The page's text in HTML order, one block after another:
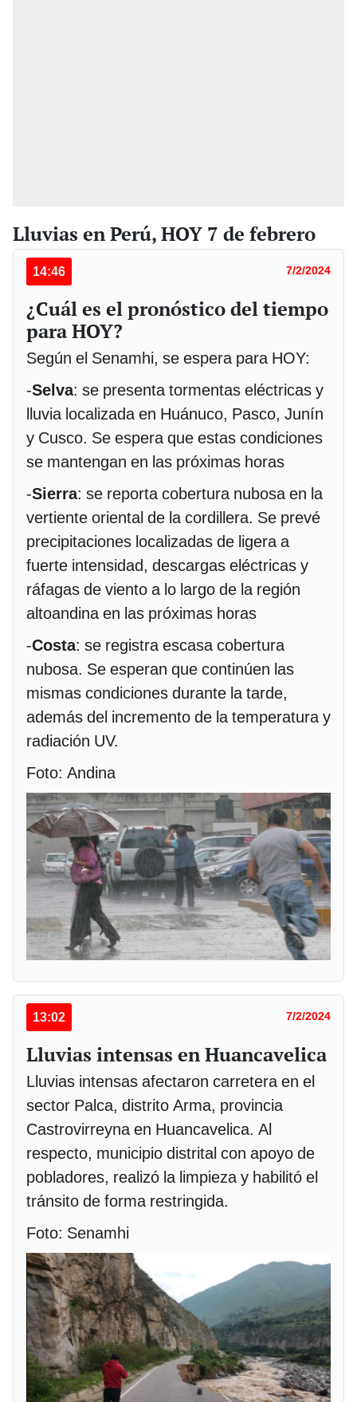
Lluvias en Perú, HOY 7 de febrero
14:46 7/2/2024
¿Cuál es el pronóstico del tiempo
para HOY?
Según el Senamhi, se espera para HOY:
-Selva: se presenta tormentas eléctricas y
lluvia localizada en Huánuco, Pasco, Junín
y Cusco. Se espera que estas condiciones
se mantengan en las próximas horas
-Sierra: se reporta cobertura nubosa en la
vertiente oriental de la cordillera. Se prevé
precipitaciones localizadas de ligera a
fuerte intensidad, descargas eléctricas y
ráfagas de viento a lo largo de la región
altoandina en las próximas horas
-Costa: se registra escasa cobertura
nubosa. Se esperan que continúen las
mismas condiciones durante la tarde,
además del incremento de la temperatura y
radiación UV.
Foto: Andina
13:02 7/2/2024
Lluvias intensas en Huancavelica
Lluvias intensas afectaron carretera en el
sector Palca, distrito Arma, provincia
Castrovirreyna en Huancavelica. Al
respecto, municipio distrital con apoyo de
pobladores, realizó la limpieza y habilitó el
tránsito de forma restringida.
Foto: Senamhi